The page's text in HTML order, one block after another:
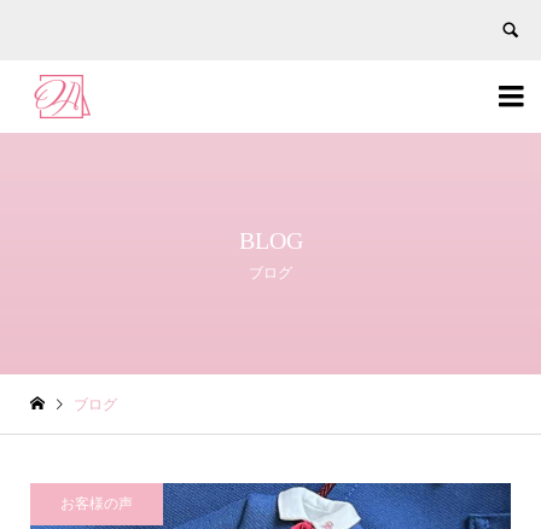


BLOG
ブログ
ブログ
お客様の声